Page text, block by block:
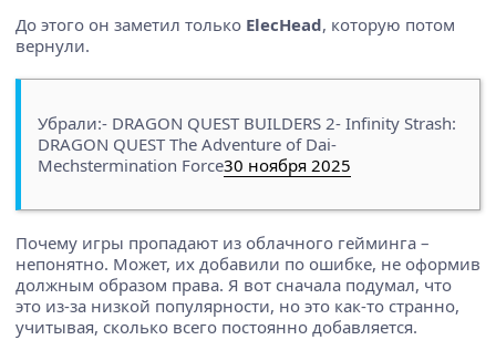
До этого он заметил только ElecHead, которую потом
вернули.
Убрали:- DRAGON QUEST BUILDERS 2- Infinity Strash:
DRAGON QUEST The Adventure of Dai-
Mechstermination Force30 ноября 2025
Почему игры пропадают из облачного гейминга –
непонятно. Может, их добавили по ошибке, не оформив
должным образом права. Я вот сначала подумал, что
это из-за низкой популярности, но это как-то странно,
учитывая, сколько всего постоянно добавляется.